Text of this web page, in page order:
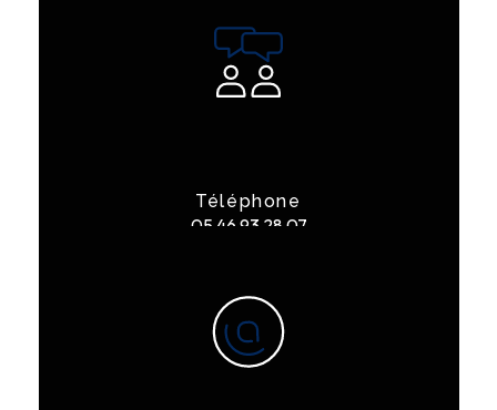
Téléphone
05 46 93 28 07